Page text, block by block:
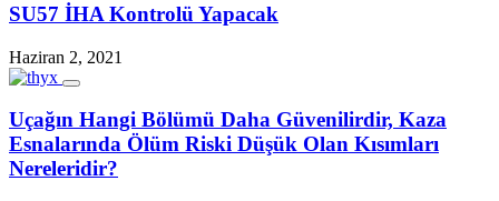
SU57 İHA Kontrolü Yapacak
Haziran 2, 2021
Uçağın Hangi Bölümü Daha Güvenilirdir, Kaza
Esnalarında Ölüm Riski Düşük Olan Kısımları
Nereleridir?